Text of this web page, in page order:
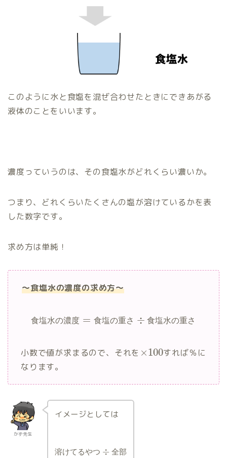
このように水と食塩を混ぜ合わせたときにできあがる
液体のことをいいます。
濃度っていうのは、その食塩水がどれくらい濃いか。
つまり、どれくらいたくさんの塩が溶けているかを表
した数字です。
求め方は単純！
～食塩水の濃度の求め方～
食塩水の濃度 = 食塩の重さ ÷ 食塩水の重さ
小数で値が求まるので、それを ×100すれば％に
なります。
かず先生
イメージとしては
溶けて るやつ ÷ 全部